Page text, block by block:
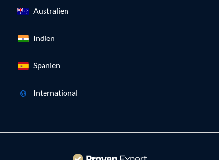
Australien
Indien
Spanien
International